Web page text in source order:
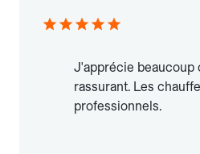
J'apprécie beaucoup
rassurant. Les
professionnels.